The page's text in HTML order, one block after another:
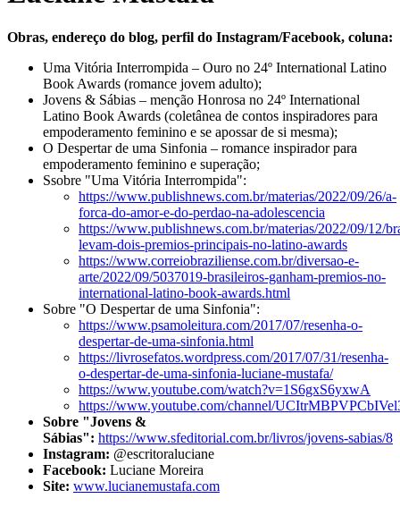
Obras, endereço do blog, perfil do Instagram/Facebook, coluna:
Uma Vitória Interrompida – Ouro no 24º International Latino
Book Awards (romance jovem adulto);
Jovens & Sábias – menção Honrosa no 24º International
Latino Book Awards (coletânea de contos inspiradores para
empoderamento feminino e se apossar de si mesma);
O Despertar de uma Sinfonia – romance inspirador para
empoderamento feminino e superação;
Ssobre "Uma Vitória Interrompida":
https://www.publishnews.com.br/materias/2022/09/26/a-
forca-do-amor-e-do-perdao-na-adolescencia
https://www.publishnews.com.br/materias/2022/09/12/
levam-dois-premios-principais-no-latino-awards
https://www.correiobraziliense.com.br/diversao-e-
arte/2022/09/5037019-brasileiros-ganham-premios-no-
international-latino-book-awards.html
Sobre "O Despertar de uma Sinfonia":
https://www.psamoleitura.com/2017/07/resenha-o-
despertar-de-uma-sinfonia.html
https://livrosefatos.wordpress.com/2017/07/31/resenha-
o-despertar-de-uma-sinfonia-luciane-mustafa/
https://www.youtube.com/watch?v=1S6gxS6yxwA
https://www.youtube.com/channel/
Sobre "Jovens &
Sábias": https://www.sfeditorial.com.br/livros/jovens-sabias/8
Instagram: @escritoraluciane
Facebook: Luciane Moreira
Site: www.lucianemustafa.com